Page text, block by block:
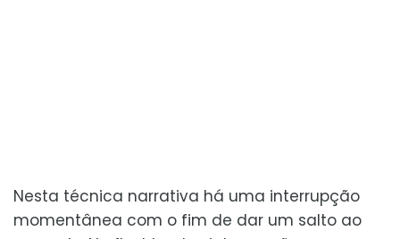
Nesta técnica narrativa há uma interrupção
momentânea com o fim de dar um salto ao